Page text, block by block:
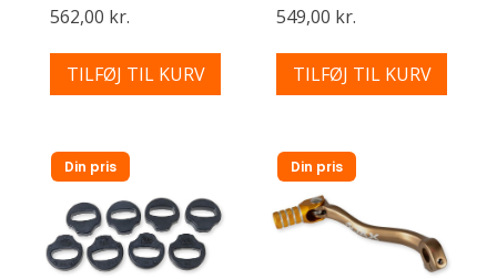
562,00 kr.
TILFØJ TIL KURV
549,00 kr.
TILFØJ TIL KURV
Din pris Din pris